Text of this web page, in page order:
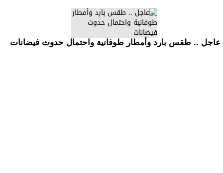
عاجل .. طقس بارد وأمطار طوفانية واحتمال حدوث فيضانات